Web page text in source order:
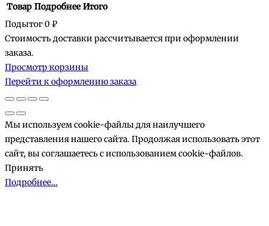
Товары
в
корзине
Товар Подробнее Итого
Подытог0 ₽
Стоимость доставки рассчитывается при оформлении
заказа.
Просмотр корзины
Перейти к оформлению заказа
Мы используем cookie-файлы для наилучшего
представления нашего сайта. Продолжая использовать этот
сайт, вы соглашаетесь с использованием cookie-файлов.
Принять
Подробнее…